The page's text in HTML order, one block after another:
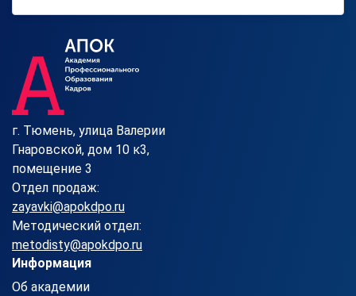
г. Тюмень, улица Валерии
Гнаровской, дом 10 к3,
помещение 3
Отдел продаж:
zayavki@apokdpo.ru
Методический отдел:
metodisty@apokdpo.ru
Информация
Об академии